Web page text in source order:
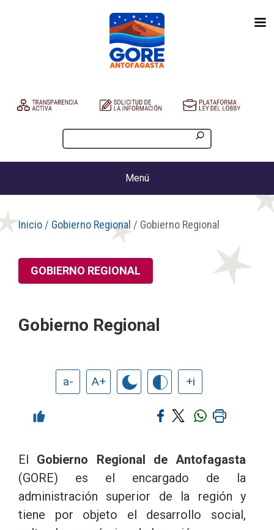
Menú
Inicio / Gobierno Regional / Gobierno Regional
GOBIERNO REGIONAL
Gobierno Regional
a- A+ +i
El Gobierno Regional de Antofagasta
(GORE) es el encargado de la
administración superior de la región y
tiene por objeto el desarrollo social,